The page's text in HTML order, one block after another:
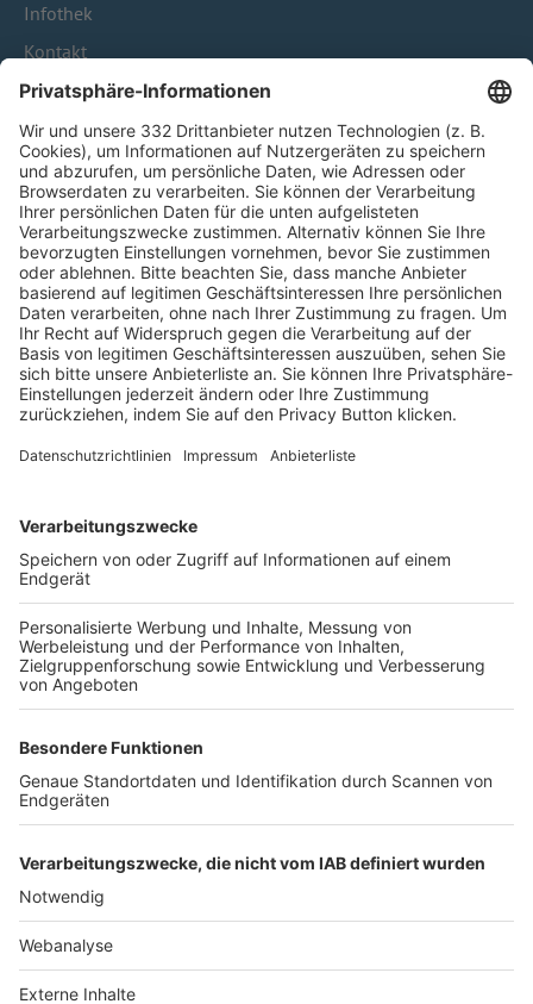
Infothek
Kontakt
HÄUFIG BESUCHTE SEITEN
Pässe und Vereinswechsel
Trainerausbildung
Schulungsangebot Vereinsmitarbeiter
BFV-Geschäftsstellen
Trainerbörse
Login SpielPlus
FOLGE DEM BFV
TOP-VEREINE
TOP-PARTNER
Nutzungsbedingungen Datenschutz Impressum